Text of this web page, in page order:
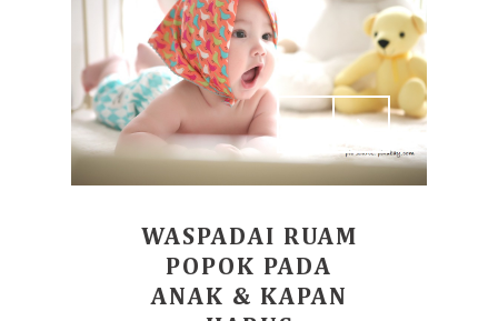
WASPADAI RUAM
POPOK PADA
ANAK & KAPAN